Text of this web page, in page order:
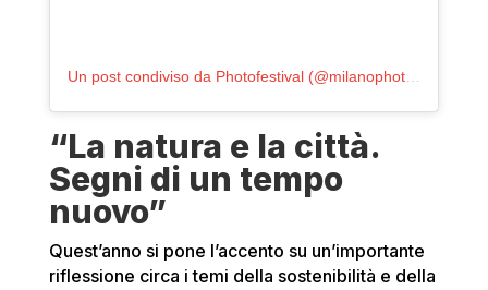
Un post condiviso da Photofestival (@milanophotofestival)
“La natura e la città.
Segni di un tempo
nuovo”
Quest’anno si pone l’accento su un’importante
riflessione circa i temi della sostenibilità e della